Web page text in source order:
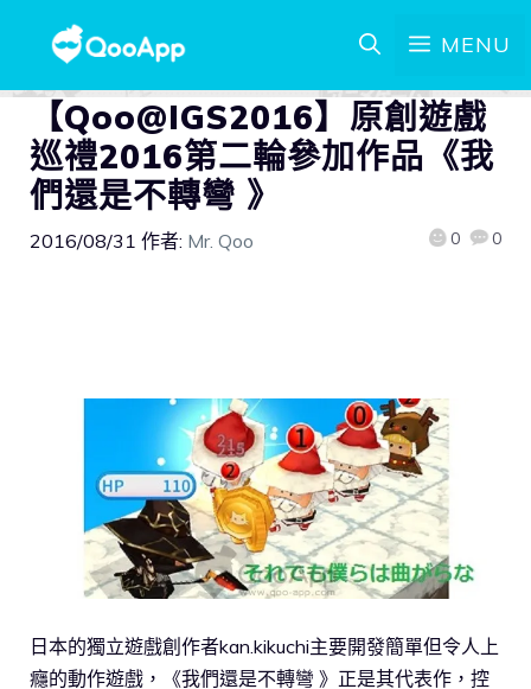
MENU
【Qoo@IGS2016】原創遊戲
巡禮2016第二輪參加作品《我
們還是不轉彎 》
2016/08/31 作者: Mr. Qoo 0 0
日本的獨立遊戲創作者kan.kikuchi主要開發簡單但令人上
癮的動作遊戲，《我們還是不轉彎 》正是其代表作，控